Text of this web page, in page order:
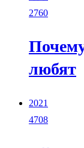
2760
любят
2021
4708